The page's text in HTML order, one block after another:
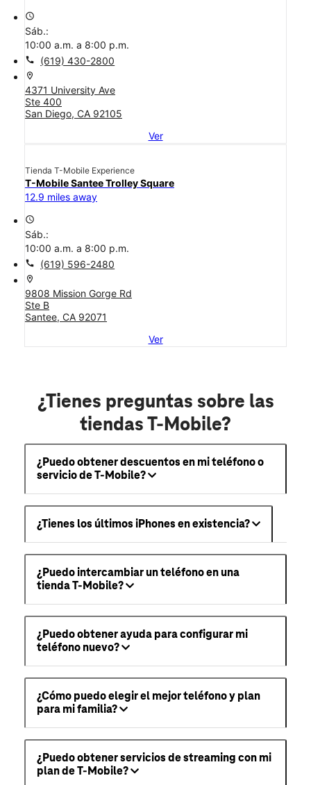
access_time
Sáb.:
10:00 a.m. a 8:00 p.m.
call (619) 430-2800
location_on
4371 University Ave
Ste 400
San Diego, CA 92105
Ver
Tienda T-Mobile Experience
T-Mobile Santee Trolley Square
12.9 miles away
access_time
Sáb.:
10:00 a.m. a 8:00 p.m.
call (619) 596-2480
location_on
9808 Mission Gorge Rd
Ste B
Santee, CA 92071
Ver
¿Tienes preguntas sobre las
tiendas T-Mobile?
¿Puedo obtener descuentos en mi teléfono o
servicio de T-Mobile?
¿Tienes los últimos iPhones en existencia?
¿Puedo intercambiar un teléfono en una
tienda T-Mobile?
¿Puedo obtener ayuda para configurar mi
teléfono nuevo?
¿Cómo puedo elegir el mejor teléfono y plan
para mi familia?
¿Puedo obtener servicios de streaming con mi
plan de T-Mobile?